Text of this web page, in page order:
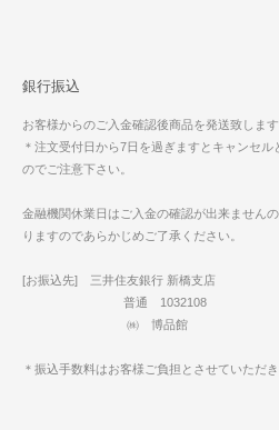
銀行振込
お客様からのご入金確認後商品を発送致します
＊注文受付日から7日を過ぎますとキャンセ
のでご注意下さい。
金融機関休業日はご入金の確認が出来ません
りますのであらかじめご了承ください。
[お振込先] 三井住友銀行 新橋支店
普通 1032108
㈱ 博品館
＊振込手数料はお客様ご負担とさせていただき